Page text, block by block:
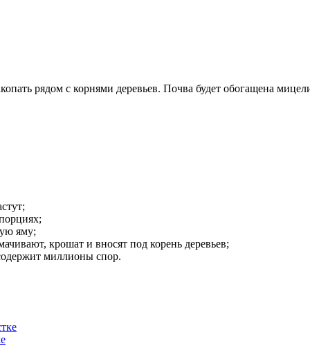
рядом с корнями деревьев. Почва будет обогащена
яму;
крошат и вносят под корень деревьев;
миллионы спор.